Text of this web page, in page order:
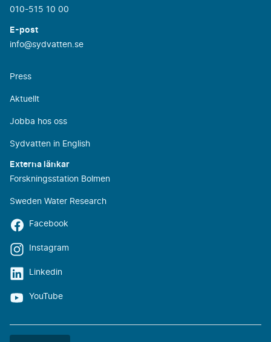
010-515 10 00
E-post
info@sydvatten.se
Press
Aktuellt
Jobba hos oss
Sydvatten in English
Externa länkar
Forskningsstation Bolmen
Sweden Water Research
Facebook
Instagram
Linkedin
YouTube